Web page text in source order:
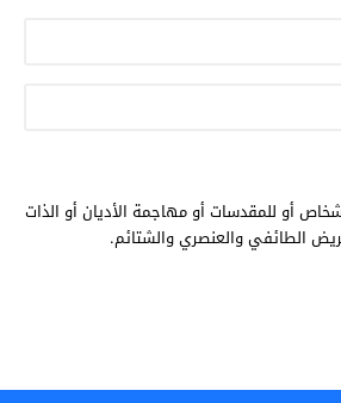
أو للمقدسات أو مهاجمة الأديان أو الذات
الطائفي والعنصري والشتائم.